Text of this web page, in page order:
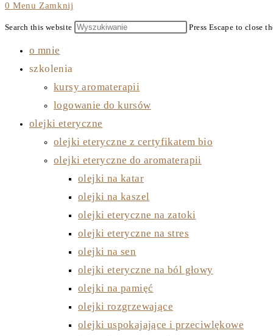
0 Menu Zamknij
Search this website Press Escape to close
o mnie
szkolenia
kursy aromaterapii
logowanie do kursów
olejki eteryczne
olejki eteryczne z certyfikatem bio
olejki eteryczne do aromaterapii
olejki na katar
olejki na kaszel
olejki eteryczne na zatoki
olejki eteryczne na stres
olejki na sen
olejki eteryczne na ból głowy
olejki na pamięć
olejki rozgrzewające
olejki uspokajające i przeciwlękowe